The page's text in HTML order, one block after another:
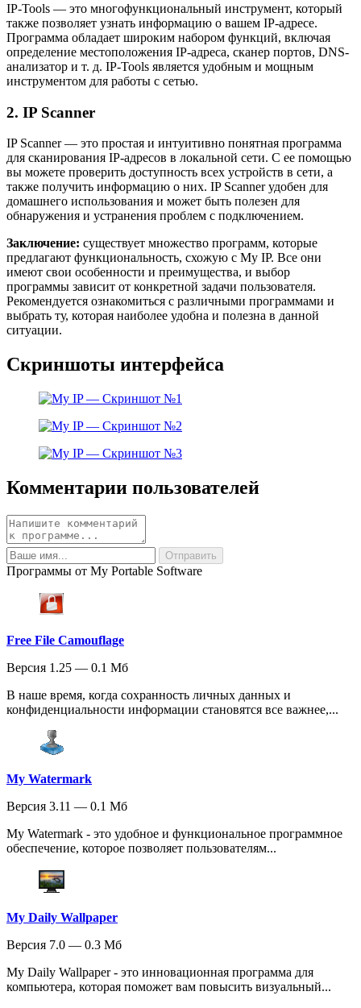
IP-Tools — это многофункциональный инструмент, который
также позволяет узнать информацию о вашем IP-адресе.
Программа обладает широким набором функций, включая
определение местоположения IP-адреса, сканер портов, DNS-
анализатор и т. д. IP-Tools является удобным и мощным
инструментом для работы с сетью.
2. IP Scanner
IP Scanner — это простая и интуитивно понятная программа
для сканирования IP-адресов в локальной сети. С ее помощью
вы можете проверить доступность всех устройств в сети, а
также получить информацию о них. IP Scanner удобен для
домашнего использования и может быть полезен для
обнаружения и устранения проблем с подключением.
Заключение: существует множество программ, которые
предлагают функциональность, схожую с My IP. Все они
имеют свои особенности и преимущества, и выбор
программы зависит от конкретной задачи пользователя.
Рекомендуется ознакомиться с различными программами и
выбрать ту, которая наиболее удобна и полезна в данной
ситуации.
Скриншоты интерфейса
Комментарии пользователей
Программы от My Portable Software
Free File Camouflage
Версия 1.25 — 0.1 Мб
В наше время, когда сохранность личных данных и
конфиденциальности информации становятся все важнее,...
My Watermark
Версия 3.11 — 0.1 Мб
My Watermark - это удобное и функциональное программное
обеспечение, которое позволяет пользователям...
My Daily Wallpaper
Версия 7.0 — 0.3 Мб
My Daily Wallpaper - это инновационная программа для
компьютера, которая поможет вам повысить визуальный...